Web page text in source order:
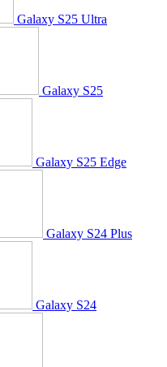
Galaxy S25 Ultra
Galaxy S25
Galaxy S25 Edge
Galaxy S24 Plus
Galaxy S24